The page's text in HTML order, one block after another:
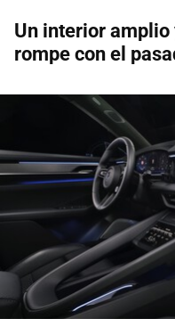
Un interior
rompe con el